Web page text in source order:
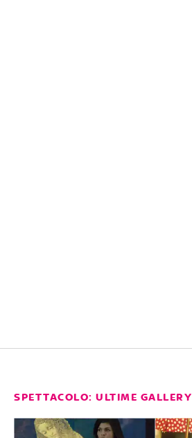
SPETTACOLO: ULTIME GALLERY